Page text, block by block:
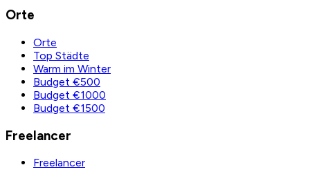
Orte
Orte
Top Städte
Warm im Winter
Budget €500
Budget €1000
Budget €1500
Freelancer
Freelancer